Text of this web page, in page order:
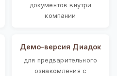
документов внутри
компании
Демо-версия Диадок
для предварительного
ознакомления с